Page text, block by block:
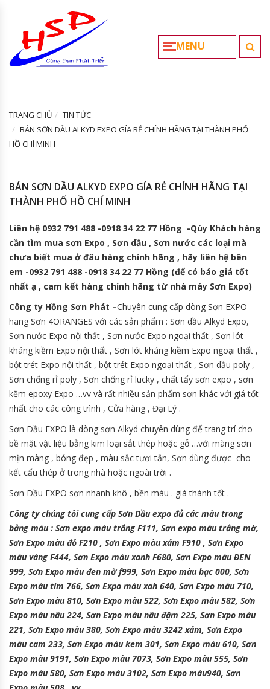
MENU
TRANG CHỦ
TIN TỨC
BÁN SƠN DẦU ALKYD EXPO GÍA RẺ CHÍNH HÃNG TẠI THÀNH PHỐ
HỒ CHÍ MINH
BÁN SƠN DẦU ALKYD EXPO GÍA RẺ CHÍNH HÃNG TẠI
THÀNH PHỐ HỒ CHÍ MINH
Liên hệ 0932 791 488 -0918 34 22 77 Hồng -Qúy Khách hàng
cần tìm mua sơn Expo , Sơn dầu , Sơn nước các loại mà
chưa biết mua ở đâu hàng chính hãng , hãy liên hệ bên
em -0932 791 488 -0918 34 22 77 Hồng (để có báo giá tốt
nhất ạ , cam kết hàng chính hãng từ nhà máy Sơn Expo)
Công ty Hồng Sơn Phát –Chuyên cung cấp dòng Sơn EXPO
hãng Sơn 4ORANGES với các sản phẩm : Sơn dầu Alkyd Expo,
Sơn nước Expo nội thất , Sơn nước Expo ngoại thất , Sơn lót
kháng kiềm Expo nội thất , Sơn lót kháng kiềm Expo ngoại thất ,
bột trét Expo nội thất , bột trét Expo ngoại thất , Sơn dầu poly ,
Sơn chống rỉ poly , Sơn chống rỉ lucky , chất tẩy sơn expo , sơn
kẽm epoxy Expo …vv và rất nhiều sản phẩm sơn khác với giá tốt
nhất cho các công trình , Cửa hàng , Đại Lý .
Sơn Dầu EXPO là dòng sơn Alkyd chuyên dùng để trang trí cho
bề mặt vật liệu bằng kim loại sắt thép hoặc gỗ …với màng sơn
mịn màng , bóng đẹp , màu sắc tươi tắn, Sơn dùng được cho
kết cấu thép ở trong nhà hoặc ngoài trời .
Sơn Dầu EXPO sơn nhanh khô , bền màu . giá thành tốt .
Công ty chúng tôi cung cấp Sơn Dầu expo đủ các màu trong
bảng màu : Sơn expo màu trắng F111, Sơn expo màu trắng mờ,
Sơn Expo màu đỏ F210 , Sơn Expo màu xám F910 , Sơn Expo
màu vàng F444, Sơn Expo màu xanh F680, Sơn Expo màu ĐEN
999, Sơn Expo màu đen mờ f999, Sơn Expo màu bạc 000, Sơn
Expo màu tím 766, Sơn Expo màu xah 640, Sơn Expo màu 710,
Sơn Expo màu 810, Sơn Expo màu 522, Sơn Expo màu 582, Sơn
Expo màu nâu 224, Sơn Expo màu nâu đậm 225, Sơn Expo màu
221, Sơn Expo màu 380, Sơn Expo màu 3242 xám, Sơn Expo
màu cam 233, Sơn Expo màu kem 301, Sơn Expo màu 610, Sơn
Expo màu 9191, Sơn Expo màu 7073, Sơn Expo màu 555, Sơn
Expo màu 580, Sơn Expo màu 3102, Sơn Expo màu940, Sơn